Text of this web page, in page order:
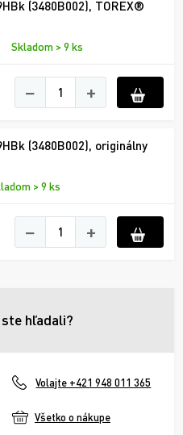
(3480B002), TOREX®
Skladom > 9 ks
− +
(3480B002), originálny
> 9 ks
− +
hľadali?
Volajte +421 948 011 365
Všetko o nákupe